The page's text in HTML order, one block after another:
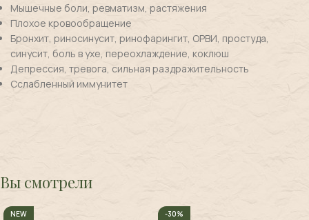
Мышечные боли, ревматизм, растяжения
Плохое кровообращение
Бронхит, риносинусит, ринофарингит, ОРВИ, простуда,
синусит, боль в ухе, переохлаждение, коклюш
Депрессия, тревога, сильная раздражительность
Сслабленный иммунитет
Вы смотрели
NEW
-30%